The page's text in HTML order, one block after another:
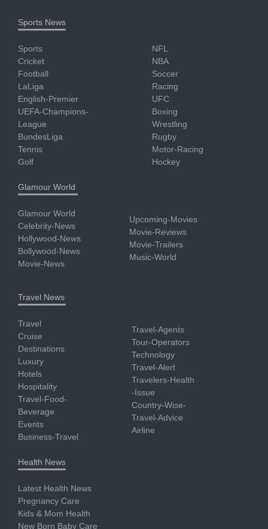
Sports News
Sports
Cricket
Football
LaLiga
English-Premier
UEFA-Champions-
League
BundesLiga
Tennis
Golf
NFL
NBA
Soccer
Racing
UFC
Boxing
Wrestling
Rugby
Motor-Racing
Hockey
Glamour World
Glamour World
Celebrity-News
Hollywood-News
Bollywood-News
Movie-News
Upcoming-Movies
Movie-Reviews
Movie-Trailers
Music-World
Travel News
Travel
Cruise
Destinations
Luxury
Hotels
Hospitality
Travel-Food-
Beverage
Events
Business-Travel
Travel-Agents
Tour-Operators
Technology
Travel-Alert
Travelers-Health
-Issue
Country-Wise-
Travel-Advice
Airline
Health News
Latest Health News
Pregnancy Care
Kids & Mom Health
New Born Baby Care